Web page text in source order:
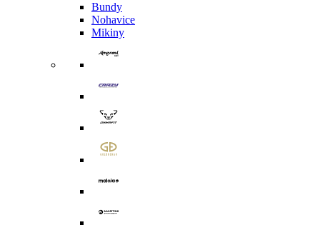
Bundy
Nohavice
Mikiny